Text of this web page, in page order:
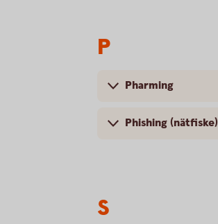
P
Pharming
Phishing (nätfiske)
S